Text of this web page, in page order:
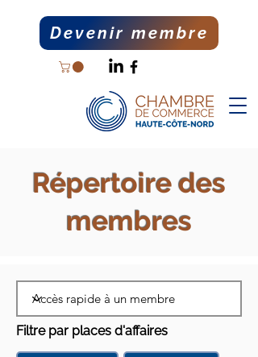
Devenir membre
Répertoire des
membres
Filtre par places d'affaires